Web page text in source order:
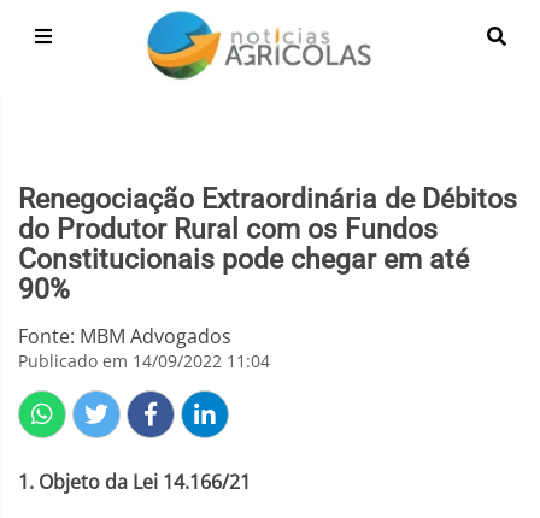
Renegociação Extraordinária de Débitos
do Produtor Rural com os Fundos
Constitucionais pode chegar em até
90%
Fonte: MBM Advogados
Publicado em 14/09/2022 11:04
1. Objeto da Lei 14.166/21